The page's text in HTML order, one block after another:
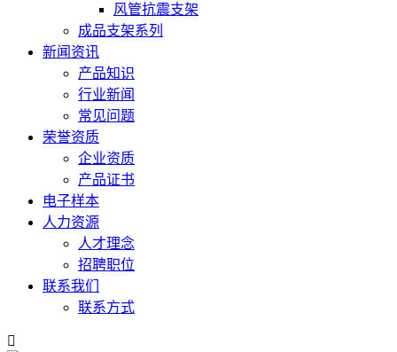
风管抗震支架
成品支架系列
新闻资讯
产品知识
行业新闻
常见问题
荣誉资质
企业资质
产品证书
电子样本
人力资源
人才理念
招聘职位
联系我们
联系方式
